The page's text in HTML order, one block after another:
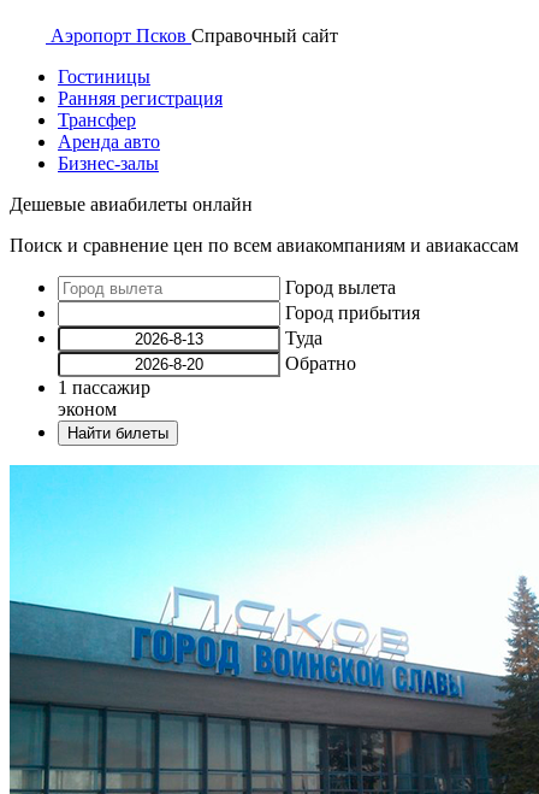
Аэропорт Псков Справочный сайт
Гостиницы
Ранняя регистрация
Трансфер
Аренда авто
Бизнес-залы
Дешевые авиабилеты онлайн
Поиск и сравнение цен по всем авиакомпаниям и авиакассам
Город вылета
Город прибытия
Туда
Обратно
1 пассажир
эконом
Найти билеты